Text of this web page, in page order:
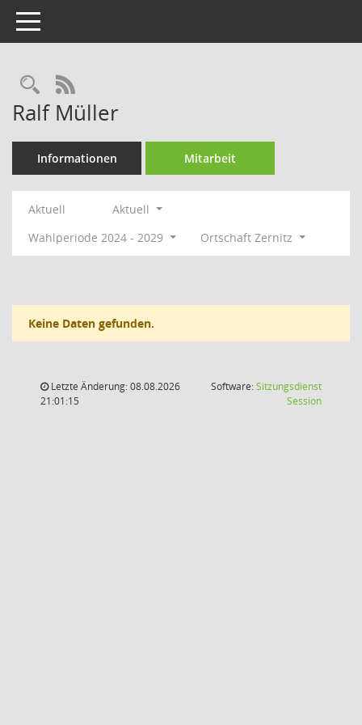
Toggle navigation
Rechercheauswahl
RSS-Feed
Ralf Müller
Informationen Mitarbeit
Aktuell
Aktuell
Wahlperiode 2024 - 2029
Ortschaft Zernitz
Keine Daten gefunden.
Letzte Änderung: 08.08.2026
21:01:15
Software:Sitzungsdienst
Session(Wird in